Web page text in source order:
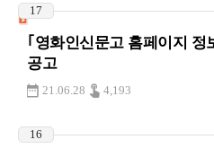
17
｢영화인신문고 홈페이지 정
공고
21.06.28 4,193
16